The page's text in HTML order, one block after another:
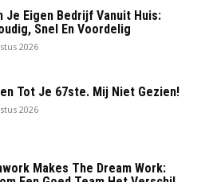
Je Eigen Bedrijf Vanuit Huis:
Snel En Voordelig
2026
Tot Je 67ste. Mij Niet Gezien!
2026
Makes The Dream Work: